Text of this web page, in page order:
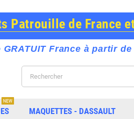
Patrouille de France
France à partir de
NEW
MAQUETTES - DASSAULT